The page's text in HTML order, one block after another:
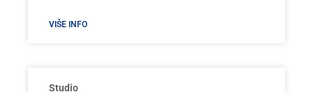
VIŠE INFO
Studio